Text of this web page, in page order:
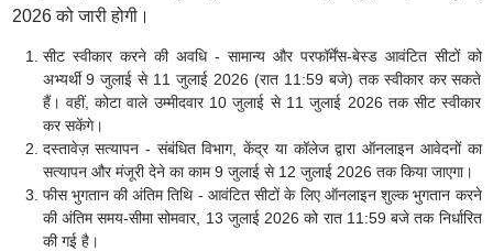
2026 को जारी होगी।
सीट स्वीकार करने की अवधि - सामान्य और परफॉर्मेंस-बेस्ड आवंटित सीटों को
अभ्यर्थी 9 जुलाई से 11 जुलाई 2026 (रात 11:59 बजे) तक स्वीकार कर सकते
हैं। वहीं, कोटा वाले उम्मीदवार 10 जुलाई से 11 जुलाई 2026 तक सीट स्वीकार
कर सकेंगे।
दस्तावेज़ सत्यापन - संबंधित विभाग, केंद्र या कॉलेज द्वारा ऑनलाइन आवेदनों का
सत्यापन और मंजूरी देने का काम 9 जुलाई से 12 जुलाई 2026 तक किया जाएगा।
फीस भुगतान की अंतिम तिथि - आवंटित सीटों के लिए ऑनलाइन शुल्क भुगतान करने
की अंतिम समय-सीमा सोमवार, 13 जुलाई 2026 को रात 11:59 बजे तक निर्धारित
की गई है।